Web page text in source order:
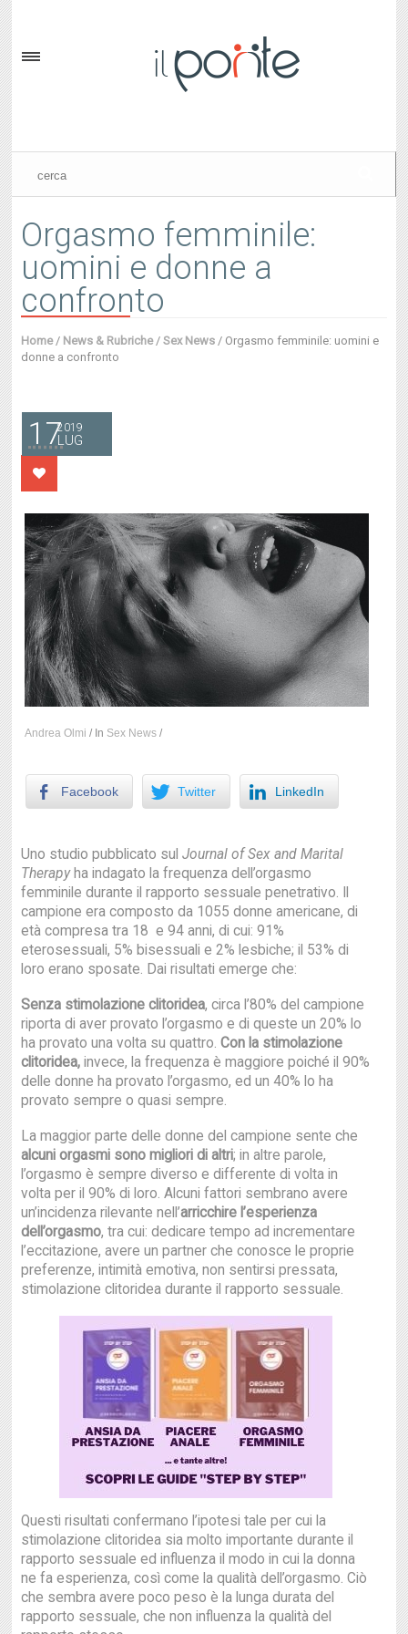
Orgasmo femminile:
uomini e donne a
confronto
Home / News & Rubriche /Sex News / Orgasmo femminile: uomini e
donne a confronto
172019
LUG
Andrea Olmi / In Sex News /
Facebook Twitter LinkedIn
Uno studio pubblicato sulJournal of Sex and Marital
Therapyha indagato la frequenza dell’orgasmo
femminile durante il rapporto sessuale penetrativo. Il
campione era composto da 1055 donne americane, di
età compresa tra 18 e 94 anni, di cui: 91%
eterosessuali, 5% bisessuali e 2% lesbiche; il 53% di
loro erano sposate. Dai risultati emerge che:
Senza stimolazione clitoridea, circa l’80% del campione
riporta di aver provato l’orgasmo e di queste un 20% lo
ha provato una volta su quattro.Con la stimolazione
clitoridea,invece, la frequenza è maggiore poiché il 90%
delle donne ha provato l’orgasmo, ed un 40% lo ha
provato sempre o quasi sempre.
La maggior parte delle donne del campione sente che
alcuni orgasmi sono migliori di altri; in altre parole,
l’orgasmo è sempre diverso e differente di volta in
volta per il 90% di loro. Alcuni fattori sembrano avere
un’incidenza rilevante nell’arricchire l’esperienza
dell’orgasmo, tra cui: dedicare tempo ad incrementare
l’eccitazione, avere un partner che conosce le proprie
preferenze, intimità emotiva, non sentirsi pressata,
stimolazione clitoridea durante il rapporto sessuale.
Questi risultati confermano l’ipotesi tale per cui la
stimolazione clitoridea sia molto importante durante il
rapporto sessuale ed influenza il modo in cui la donna
ne fa esperienza, così come la qualità dell’orgasmo. Ciò
che sembra avere poco peso è la lunga durata del
rapporto sessuale, che non influenza la qualità del